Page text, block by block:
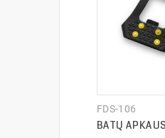
FDS-106
BATŲ